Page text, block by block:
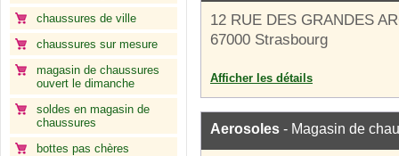
chaussures de ville
chaussures sur mesure
magasin de chaussures
ouvert le dimanche
soldes en magasin de
chaussures
bottes pas chères
12 RUE DES GRANDES
67000 Strasbourg
Afficher les détails
Aerosoles - Magasin de